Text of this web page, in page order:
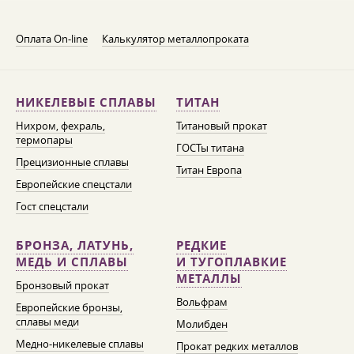
Оплата On-line Калькулятор металлопроката
НИКЕЛЕВЫЕ СПЛАВЫ
Нихром, фехраль,
термопары
Прецизионные сплавы
Европейские спецстали
Гост спецстали
ТИТАН
Титановый прокат
ГОСТы титана
Титан Европа
БРОНЗА, ЛАТУНЬ,
МЕДЬ И СПЛАВЫ
Бронзовый прокат
Европейские бронзы,
сплавы меди
Медно-никелевые сплавы
РЕДКИЕ
И ТУГОПЛАВКИЕ
МЕТАЛЛЫ
Вольфрам
Молибден
Прокат редких металлов